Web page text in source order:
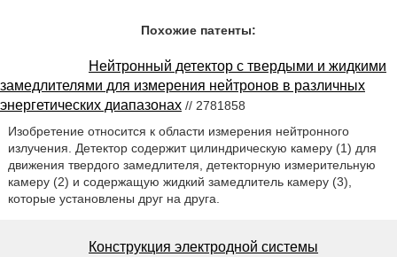
Похожие патенты:
Нейтронный детектор с твердыми и жидкими
замедлителями для измерения нейтронов в различных
энергетических диапазонах // 2781858
Изобретение относится к области измерения нейтронного
излучения. Детектор содержит цилиндрическую камеру (1) для
движения твердого замедлителя, детекторную измерительную
камеру (2) и содержащую жидкий замедлитель камеру (3),
которые установлены друг на друга.
Конструкция электродной системы